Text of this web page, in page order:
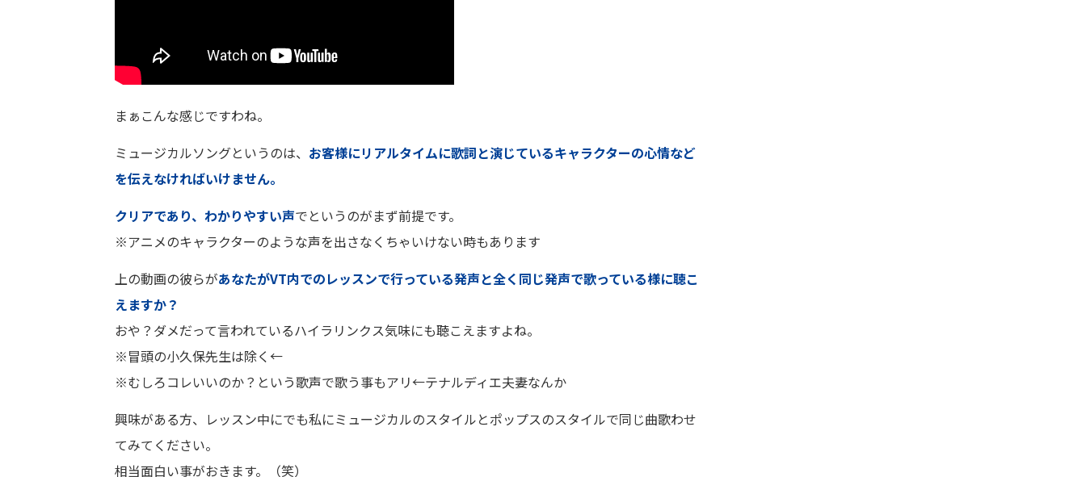
まぁこんな感じですわね。
ミュージカルソングというのは、 お客様にリアルタイムに歌詞と演じているキャラクターの心情など
を伝えなければいけません。
クリアであり、わかりやすい声でというのがまず前提です。
※アニメのキャラクターのような声を出さなくちゃいけない時もあります
上の動画の彼らがあなたがVT内でのレッスンで行っている発声と全く同じ発声で歌っている様に聴こ
えますか？
おや？ダメだって言われているハイラリンクス気味にも聴こえますよね。
※冒頭の小久保先生は除く←
※むしろコレいいのか？という歌声で歌う事もアリ←テナルディエ夫妻なんか
興味がある方、レッスン中にでも私にミュージカルのスタイルとポップスのスタイルで同じ曲歌わせ
てみてください。
相当面白い事がおきます。（笑）